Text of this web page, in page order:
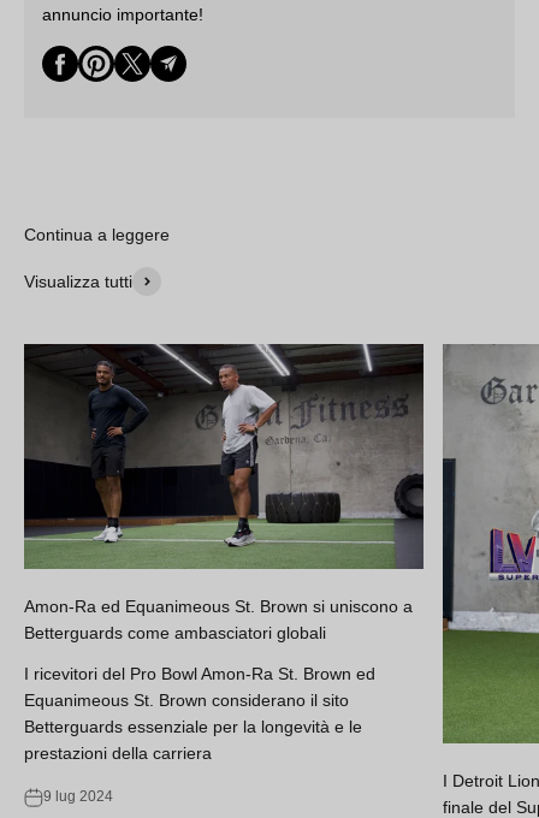
annuncio importante!
Continua a leggere
Visualizza tutti
Amon-Ra ed Equanimeous St. Brown si uniscono a
Betterguards come ambasciatori globali
I ricevitori del Pro Bowl Amon-Ra St. Brown ed
Equanimeous St. Brown considerano il sito
Betterguards essenziale per la longevità e le
prestazioni della carriera
9 lug 2024
I Detroit
finale del